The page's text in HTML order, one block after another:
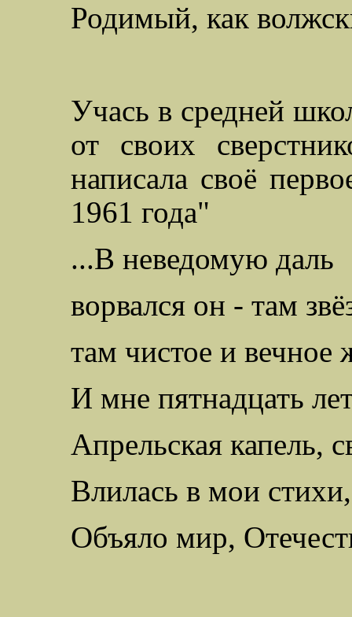
Родимый, как
Учась в средней
от своих
написала своё
1961 года"
...В неведомую даль
ворвался он - там
там чистое и вечное
И мне пятнадцать
Апрельская капель,
Влилась в мои
Объяло мир,